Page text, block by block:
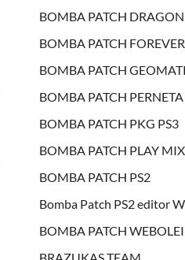
BOMBA PATCH DRAGON
BOMBA PATCH FOREVER
BOMBA PATCH
BOMBA PATCH
BOMBA PATCH PKG PS3
BOMBA PATCH PLAY
BOMBA PATCH PS2
Bomba Patch PS2 editor
BOMBA PATCH